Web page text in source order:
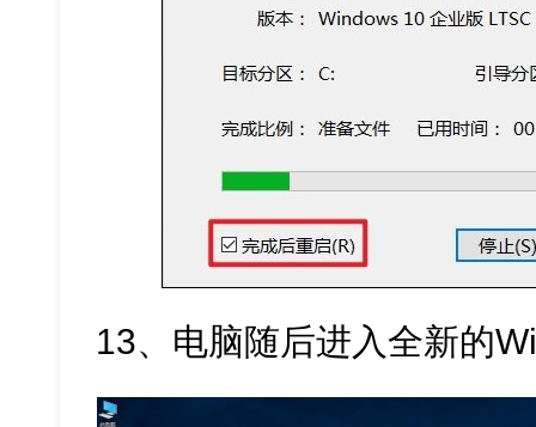
13、电脑随后进入全新的